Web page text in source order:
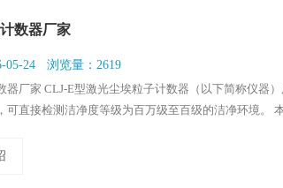
数器厂家
05-24
浏览量：2619
器厂家 CLJ-E型激光尘埃粒子计数器（以下简称仪器
可直接检测洁净度等级为百万级至百级的洁净环境。
、食品、化妆品、医药卫生、生物制品、航空航天等部